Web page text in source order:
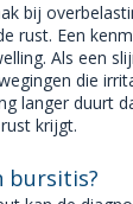
bij
rust. Een
Als een
die
langer duurt
krijgt.
bursitis?